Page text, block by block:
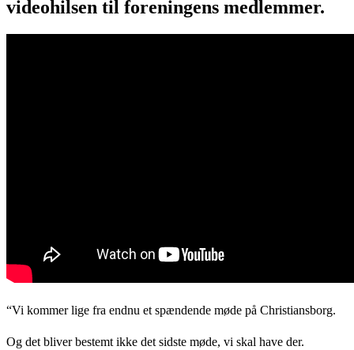
videohilsen til foreningens medlemmer.
“Vi kommer lige fra endnu et spændende møde på Christiansborg.
Og det bliver bestemt ikke det sidste møde, vi skal have der.